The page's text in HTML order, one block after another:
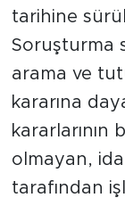
tarihine
Soruşturma
arama ve
kararına
kararlarının
olmayan,
tarafından